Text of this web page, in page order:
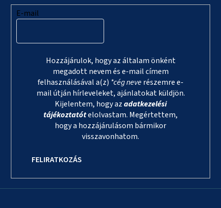
E-mail
Hozzájárulok, hogy az általam önként
megadott nevem és e-mail címem
felhasználásával a(z) *cég neverészemre e-
mail útján hírleveleket, ajánlatokat küldjön.
Kijelentem, hogy azadatkezelési
tájékoztatótelolvastam. Megértettem,
hogy a hozzájárulásom bármikor
visszavonhatom.
FELIRATKOZÁS